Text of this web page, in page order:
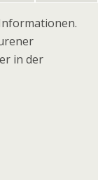
in der